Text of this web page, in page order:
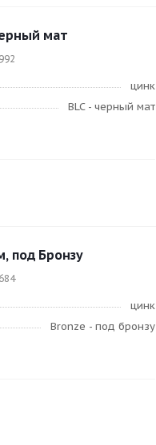
мат
цинк
BLC - черный мат
под Бронзу
цинк
Bronze - под бронзу